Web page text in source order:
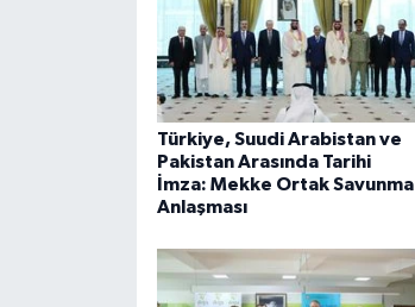
Türkiye, Suudi Arabistan ve
Pakistan Arasında Tarihi
İmza: Mekke Ortak Savunma
Anlaşması